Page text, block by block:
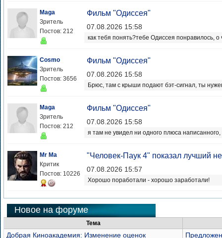
Maga
Зритель
Постов: 212
Фильм "Одиссея"
07.08.2026 15:58
как тебя понять?тебе Одиссея понравилось, о
Cosmo
Зритель
Постов: 3656
Фильм "Одиссея"
07.08.2026 15:58
Брюс, там с крыши подают бэт-сигнал, ты
Maga
Зритель
Постов: 212
Фильм "Одиссея"
07.08.2026 15:58
я там не увидел ни одного плюса
Mr Ma
Критик
Постов: 10226
"Человек-Паук 4" показал лучший
07.08.2026 15:57
Хорошо поработали - хорошо заработали!
Новое на форуме
Тема
Добрая Киноакадемия: Изменение оценок